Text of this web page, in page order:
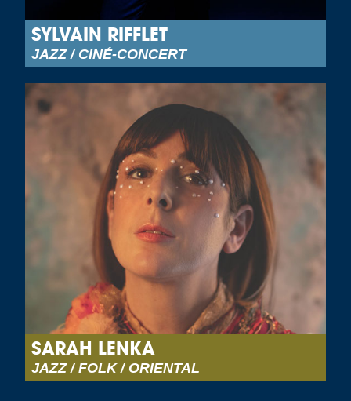
SYLVAIN RIFFLET
JAZZ / CINÉ-CONCERT
SARAH LENKA
JAZZ / FOLK / ORIENTAL